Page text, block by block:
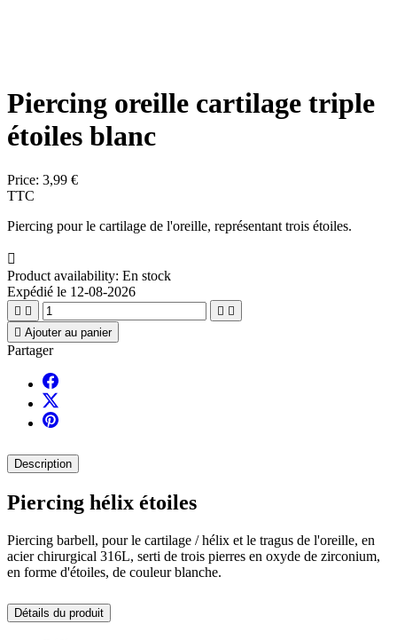
Piercing oreille cartilage triple
étoiles blanc
Price: 3,99 €
TTC
Piercing pour le cartilage de l'oreille, représentant trois étoiles.

Product availability: En stock
Expédié le 12-08-2026
   
 Ajouter au panier
Partager
Description
Piercing hélix étoiles
Piercing barbell, pour le cartilage / hélix et le tragus de l'oreille, en
acier chirurgical 316L, serti de trois pierres en oxyde de zirconium,
en forme d'étoiles, de couleur blanche.
Détails du produit